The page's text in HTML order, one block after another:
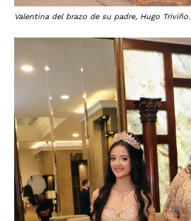
Valentina del brazo de su padre, Hugo Triviño.